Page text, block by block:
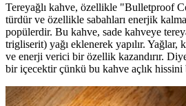
Tereyağlı kahve, özellikle "Bulletproof
türdür ve özellikle sabahları enerjik
popülerdir. Bu kahve, sade kahveye
trigliserit) yağı eklenerek yapılır.
ve enerji verici bir özellik kazandırır.
bir içecektir çünkü bu kahve açlık hissini